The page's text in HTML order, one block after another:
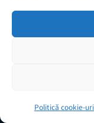
Politică cookie-uri
În plus față de
invertoare,
toate contribuind